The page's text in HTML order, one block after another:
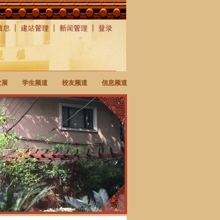
展 学生频道 校友频道 信息频道